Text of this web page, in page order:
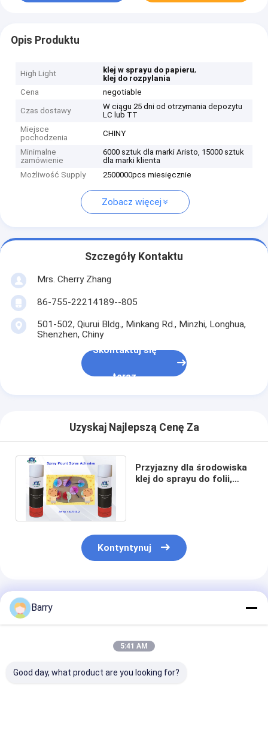
Opis Produktu
High Light klej w sprayu do papieru,
klej do rozpylania
Cena
negotiable
Czas dostawy
W ciągu 25 dni od otrzymania depozytu
LC lub TT
Miejsce
pochodzenia
CHINY
Minimalne
zamówienie
6000 sztuk dla marki Aristo, 15000 sztuk
dla marki klienta
Możliwość Supply
2500000pcs miesięcznie
Zobacz więcej
Szczegóły Kontaktu
Mrs. Cherry Zhang
86-755-22214189--805
501-502, Qiurui Bldg., Minkang Rd., Minzhi, Longhua,
Shenzhen, Chiny
Skontaktuj się
teraz
Uzyskaj Najlepszą Cenę Za
Przyjazny dla środowiska
klej do sprayu do folii,
Kontyntynuj
Polecane Produkty
Barry
5:41 AM
Good day, what product are you looking for?